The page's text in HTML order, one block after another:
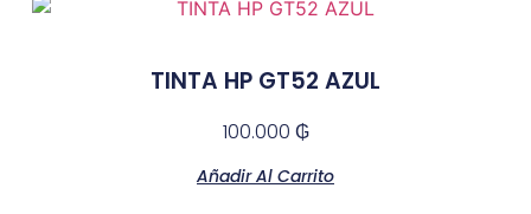
TINTA HP GT52 AZUL
100.000 ₲
Añadir Al Carrito